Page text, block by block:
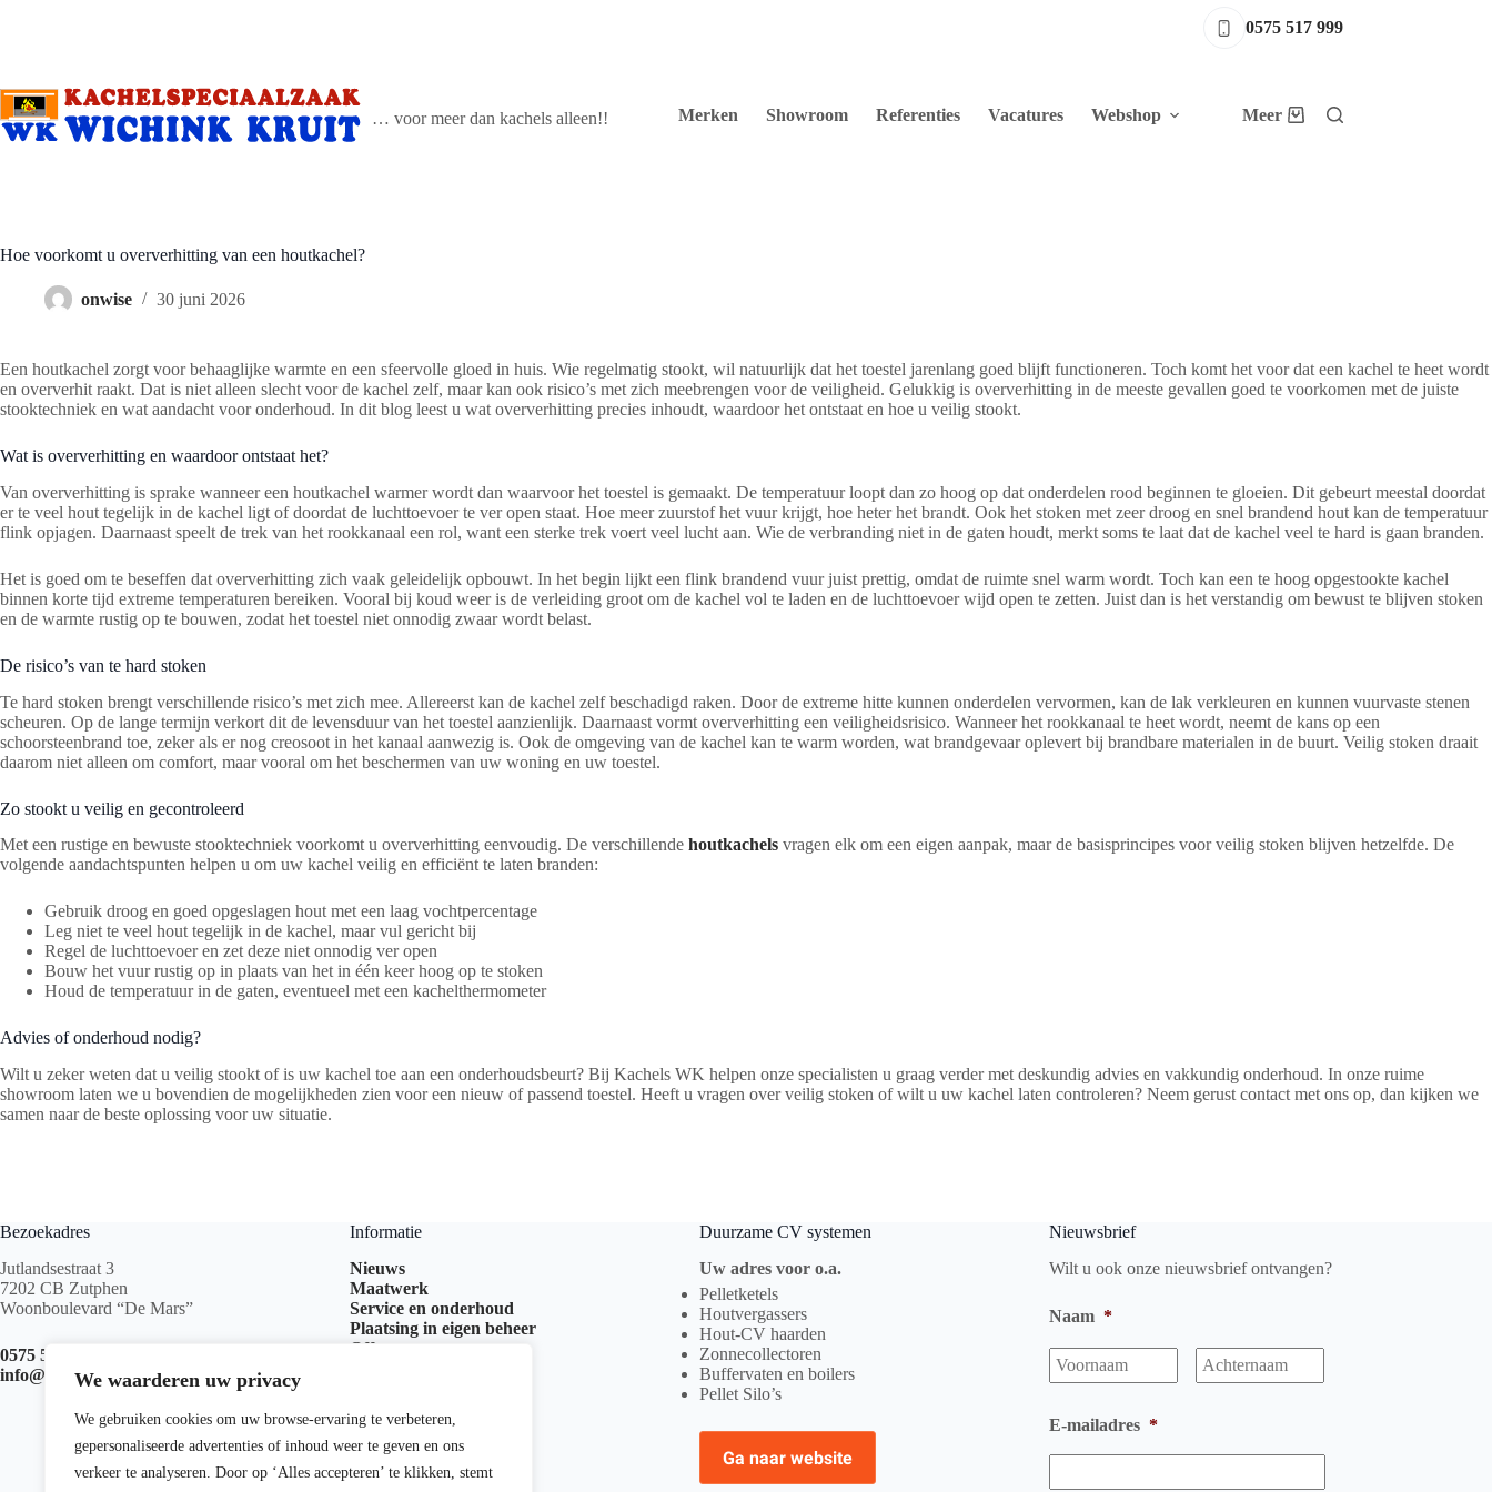
We waarderen uw privacy
We gebruiken cookies om uw browse-ervaring te verbeteren,
gepersonaliseerde advertenties of inhoud weer te geven en ons
verkeer te analyseren. Door op ‘Alles accepteren’ te klikken, stemt
0575 517 999
… voor meer dan kachels alleen!! Merken Showroom Referenties Vacatures Webshop Meer Winkelwagen
Hoe voorkomt u oververhitting van een houtkachel?
onwise 30 juni 2026
Een houtkachel zorgt voor behaaglijke warmte en een sfeervolle gloed in huis. Wie regelmatig stookt, wil natuurlijk dat het toestel jarenlang goed blijft functioneren. Toch komt het voor dat een kachel te heet wordt
en oververhit raakt. Dat is niet alleen slecht voor de kachel zelf, maar kan ook risico’s met zich meebrengen voor de veiligheid. Gelukkig is oververhitting in de meeste gevallen goed te voorkomen met de juiste
stooktechniek en wat aandacht voor onderhoud. In dit blog leest u wat oververhitting precies inhoudt, waardoor het ontstaat en hoe u veilig stookt.
Wat is oververhitting en waardoor ontstaat het?
Van oververhitting is sprake wanneer een houtkachel warmer wordt dan waarvoor het toestel is gemaakt. De temperatuur loopt dan zo hoog op dat onderdelen rood beginnen te gloeien. Dit gebeurt meestal doordat
er te veel hout tegelijk in de kachel ligt of doordat de luchttoevoer te ver open staat. Hoe meer zuurstof het vuur krijgt, hoe heter het brandt. Ook het stoken met zeer droog en snel brandend hout kan de temperatuur
flink opjagen. Daarnaast speelt de trek van het rookkanaal een rol, want een sterke trek voert veel lucht aan. Wie de verbranding niet in de gaten houdt, merkt soms te laat dat de kachel veel te hard is gaan branden.
Het is goed om te beseffen dat oververhitting zich vaak geleidelijk opbouwt. In het begin lijkt een flink brandend vuur juist prettig, omdat de ruimte snel warm wordt. Toch kan een te hoog opgestookte kachel
binnen korte tijd extreme temperaturen bereiken. Vooral bij koud weer is de verleiding groot om de kachel vol te laden en de luchttoevoer wijd open te zetten. Juist dan is het verstandig om bewust te blijven stoken
en de warmte rustig op te bouwen, zodat het toestel niet onnodig zwaar wordt belast.
De risico’s van te hard stoken
Te hard stoken brengt verschillende risico’s met zich mee. Allereerst kan de kachel zelf beschadigd raken. Door de extreme hitte kunnen onderdelen vervormen, kan de lak verkleuren en kunnen vuurvaste stenen
scheuren. Op de lange termijn verkort dit de levensduur van het toestel aanzienlijk. Daarnaast vormt oververhitting een veiligheidsrisico. Wanneer het rookkanaal te heet wordt, neemt de kans op een
schoorsteenbrand toe, zeker als er nog creosoot in het kanaal aanwezig is. Ook de omgeving van de kachel kan te warm worden, wat brandgevaar oplevert bij brandbare materialen in de buurt. Veilig stoken draait
daarom niet alleen om comfort, maar vooral om het beschermen van uw woning en uw toestel.
Zo stookt u veilig en gecontroleerd
Met een rustige en bewuste stooktechniek voorkomt u oververhitting eenvoudig. De verschillende houtkachels vragen elk om een eigen aanpak, maar de basisprincipes voor veilig stoken blijven hetzelfde. De
volgende aandachtspunten helpen u om uw kachel veilig en efficiënt te laten branden:
Gebruik droog en goed opgeslagen hout met een laag vochtpercentage
Leg niet te veel hout tegelijk in de kachel, maar vul gericht bij
Regel de luchttoevoer en zet deze niet onnodig ver open
Bouw het vuur rustig op in plaats van het in één keer hoog op te stoken
Houd de temperatuur in de gaten, eventueel met een kachelthermometer
Advies of onderhoud nodig?
Wilt u zeker weten dat u veilig stookt of is uw kachel toe aan een onderhoudsbeurt? Bij Kachels WK helpen onze specialisten u graag verder met deskundig advies en vakkundig onderhoud. In onze ruime
showroom laten we u bovendien de mogelijkheden zien voor een nieuw of passend toestel. Heeft u vragen over veilig stoken of wilt u uw kachel laten controleren? Neem gerust contact met ons op, dan kijken we
samen naar de beste oplossing voor uw situatie.
Bezoekadres
Jutlandsestraat 3
7202 CB Zutphen
Woonboulevard “De Mars”
0575 517 999
info@kachelswk.nl
Informatie
Nieuws
Maatwerk
Service en onderhoud
Plaatsing in eigen beheer
Offerte aanvragen
Duurzame CV systemen
Uw adres voor o.a.
Pelletketels
Houtvergassers
Hout-CV haarden
Zonnecollectoren
Buffervaten en boilers
Pellet Silo’s
Ga naar website
Nieuwsbrief
Wilt u ook onze nieuwsbrief ontvangen?
Naam *
Voornaam
E-mailadres *